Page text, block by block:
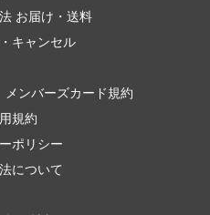
お届け・送料
キャンセル
メンバーズカード規約
規約
ポリシー
について